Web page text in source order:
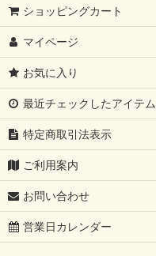
ショッピングカート
マイページ
お気に入り
最近チェックしたアイテム
特定商取引法表示
ご利用案内
お問い合わせ
営業日カレンダー